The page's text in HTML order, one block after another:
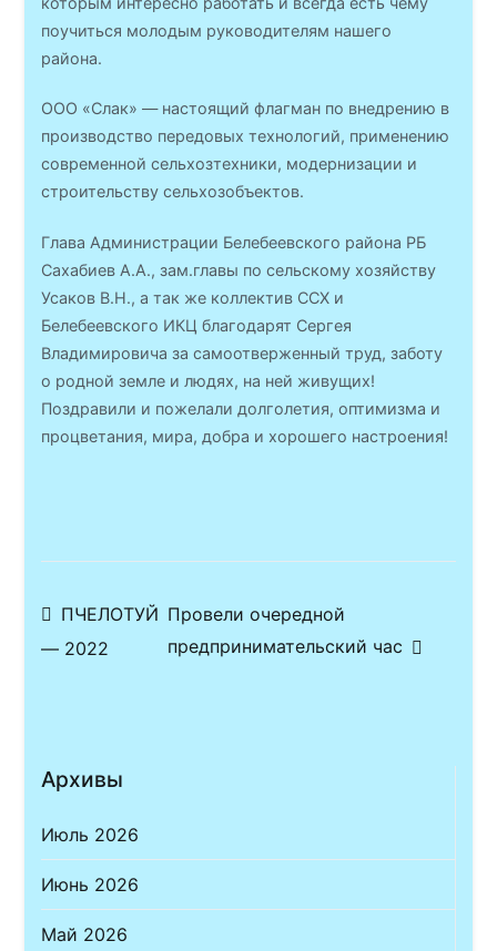
поучиться молодым руководителям нашего
района.
ООО «Слак» — настоящий флагман по внедрению в
производство передовых технологий, применению
современной сельхозтехники, модернизации и
строительству сельхозобъектов.
Глава Администрации Белебеевского района РБ
Сахабиев А.А., зам.главы по сельскому хозяйству
Усаков В.Н., а так же коллектив ССХ и
Белебеевского ИКЦ благодарят Сергея
Владимировича за самоотверженный труд, заботу
о родной земле и людях, на ней живущих!
Поздравили и пожелали долголетия, оптимизма и
процветания, мира, добра и хорошего настроения!
Навигация
ПЧЕЛОТУЙ
— 2022
Провели очередной
предпринимательский час
Архивы
Июль 2026
Июнь 2026
Май 2026